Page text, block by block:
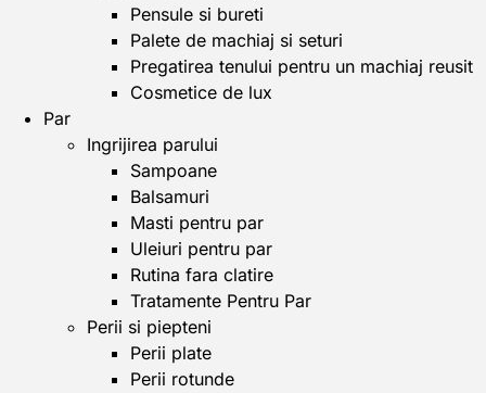
Pensule si bureti
Palete de machiaj si seturi
Pregatirea tenului pentru un machiaj reusit
Cosmetice de lux
Par
Ingrijirea parului
Sampoane
Balsamuri
Masti pentru par
Uleiuri pentru par
Rutina fara clatire
Tratamente Pentru Par
Perii si piepteni
Perii plate
Perii rotunde